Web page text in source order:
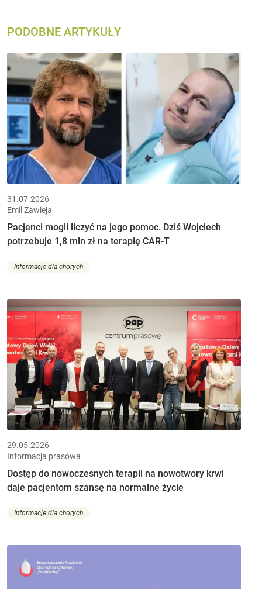
PODOBNE ARTYKUŁY
31.07.2026
Emil Zawieja
Pacjenci mogli liczyć na jego pomoc. Dziś Wojciech
potrzebuje 1,8 mln zł na terapię CAR-T
Informacje dla chorych
29.05.2026
Informacja prasowa
Dostęp do nowoczesnych terapii na nowotwory krwi
daje pacjentom szansę na normalne życie
Informacje dla chorych